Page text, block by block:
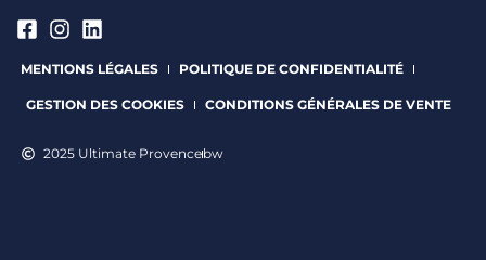
MENTIONS LÉGALES POLITIQUE DE CONFIDENTIALITÉ
GESTION DES COOKIES CONDITIONS GÉNÉRALES DE VENTE
2025 Ultimate Provencebw